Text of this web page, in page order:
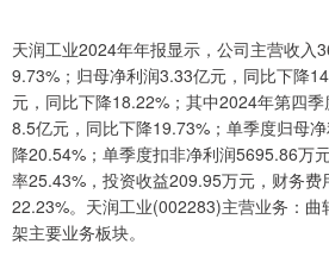
天润工业2024年年报显示，公司主营收入
9.73%；归母净利润3.33亿元，同比下降
元，同比下降18.22%；其中2024年第四
8.5亿元，同比下降19.73%；单季度归母
降20.54%；单季度扣非净利润5695.86万
率25.43%，投资收益209.95万元，财务
22.23%。天润工业(002283)主营业务：
架主要业务板块。